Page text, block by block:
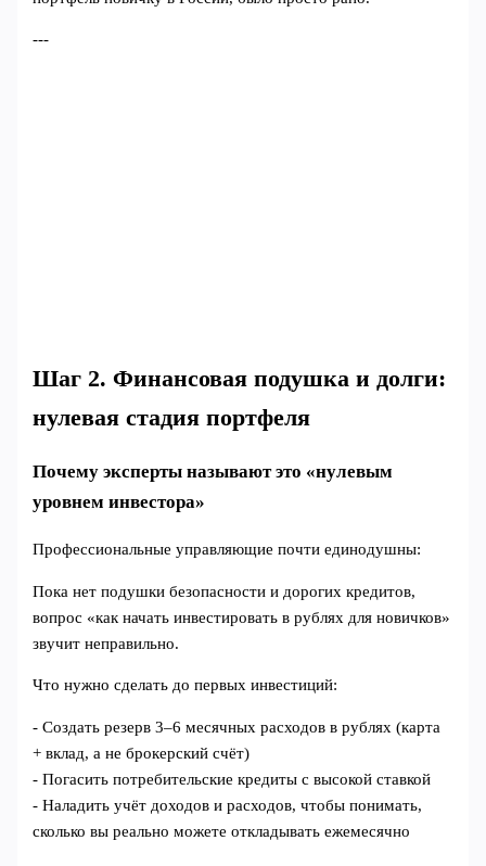
---
Шаг 2. Финансовая подушка и долги:
нулевая стадия портфеля
Почему эксперты называют это «нулевым
уровнем инвестора»
Профессиональные управляющие почти единодушны:
Пока нет подушки безопасности и дорогих кредитов,
вопрос «как начать инвестировать в рублях для новичков»
звучит неправильно.
Что нужно сделать до первых инвестиций:
- Создать резерв 3–6 месячных расходов в рублях (карта
+ вклад, а не брокерский счёт)
- Погасить потребительские кредиты с высокой ставкой
- Наладить учёт доходов и расходов, чтобы понимать,
сколько вы реально можете откладывать ежемесячно